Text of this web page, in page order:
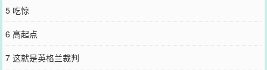
5 吃惊
6 高起点
7 这就是英格兰裁判